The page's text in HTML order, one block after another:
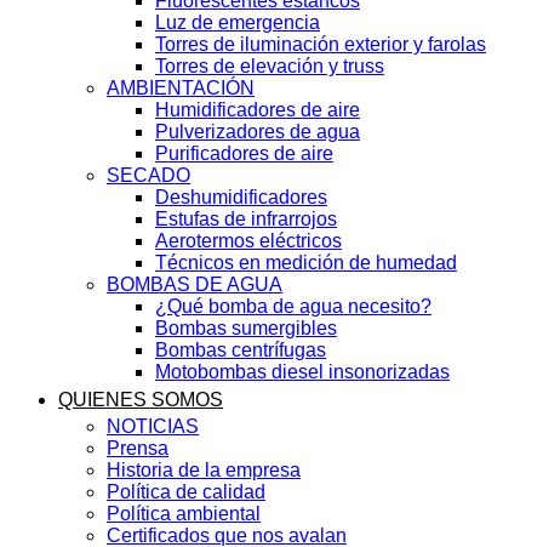
Luz de emergencia
Torres de iluminación exterior y farolas
Torres de elevación y truss
AMBIENTACIÓN
Humidificadores de aire
Pulverizadores de agua
Purificadores de aire
SECADO
Deshumidificadores
Estufas de infrarrojos
Aerotermos eléctricos
Técnicos en medición de humedad
BOMBAS DE AGUA
¿Qué bomba de agua necesito?
Bombas sumergibles
Bombas centrífugas
Motobombas diesel insonorizadas
QUIENES SOMOS
NOTICIAS
Prensa
Historia de la empresa
Política de calidad
Política ambiental
Certificados que nos avalan